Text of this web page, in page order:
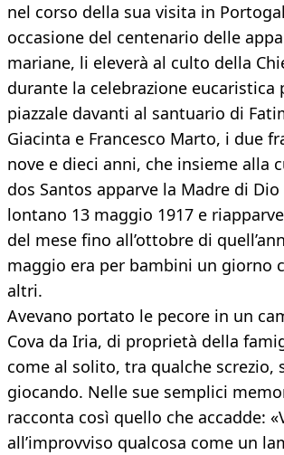
nel corso della sua visita in
occasione del centenario delle
mariane, li eleverà al culto della
durante la celebrazione eucaristica
piazzale davanti al santuario di
Giacinta e Francesco Marto, i due
nove e dieci anni, che insieme alla
dos Santos apparve la Madre di
lontano 13 maggio 1917 e
del mese fino all’ottobre di
maggio era per bambini un giorno
altri.
Avevano portato le pecore in un
Cova da Iria, di proprietà della
come al solito, tra qualche screzio,
giocando. Nelle sue semplici
racconta così quello che accadde:
all’improvviso qualcosa come un